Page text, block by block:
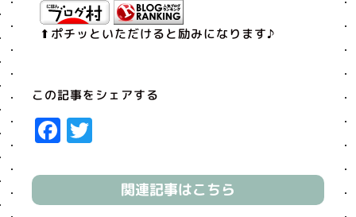
⬆︎ポチッといただけると励みになります♪
この記事をシェアする
Facebook
関連記事はこちら